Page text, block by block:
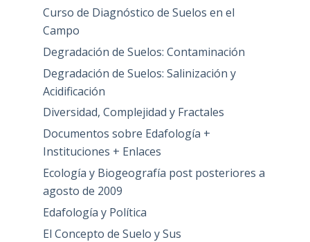
Curso de Diagnóstico de Suelos en el
Campo
Degradación de Suelos: Contaminación
Degradación de Suelos: Salinización y
Acidificación
Diversidad, Complejidad y Fractales
Documentos sobre Edafología +
Instituciones + Enlaces
Ecología y Biogeografía post posteriores a
agosto de 2009
Edafología y Política
El Concepto de Suelo y Sus